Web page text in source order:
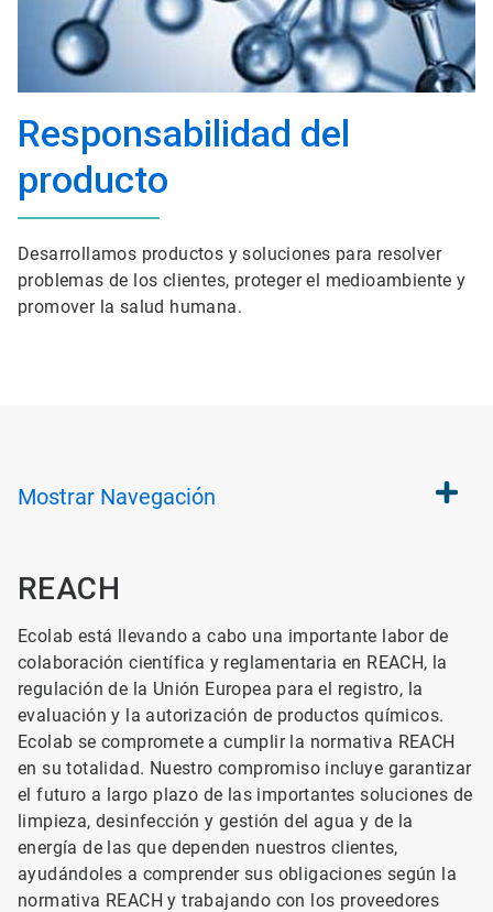
Responsabilidad del
producto
Desarrollamos productos y soluciones para resolver
problemas de los clientes, proteger el medioambiente y
promover la salud humana.
Mostrar Navegación
REACH
Ecolab está llevando a cabo una importante labor de
colaboración científica y reglamentaria en REACH, la
regulación de la Unión Europea para el registro, la
evaluación y la autorización de productos químicos.
Ecolab se compromete a cumplir la normativa REACH
en su totalidad. Nuestro compromiso incluye garantizar
el futuro a largo plazo de las importantes soluciones de
limpieza, desinfección y gestión del agua y de la
energía de las que dependen nuestros clientes,
ayudándoles a comprender sus obligaciones según la
normativa REACH y trabajando con los proveedores